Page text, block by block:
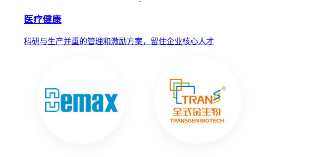
医疗健康
科研与生产并重的管理和激励方案，留住企业核心人才